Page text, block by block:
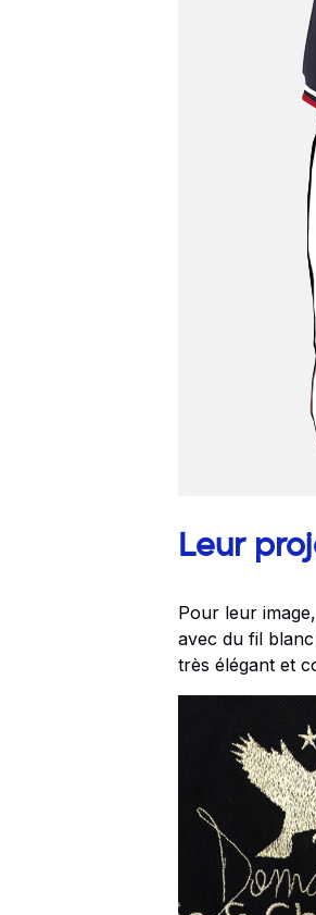
Leur
Pour leur
avec du fil
très élégant et